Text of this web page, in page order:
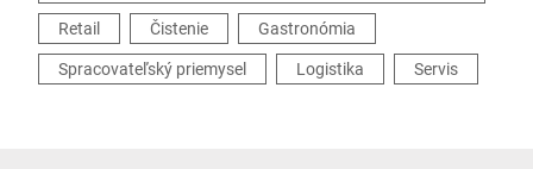
Retail
Čistenie
Gastronómia
Spracovateľský priemysel
Logistika Servis